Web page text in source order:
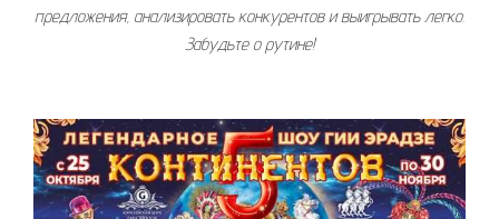
предложения, анализировать конкурентов и выигрывать легко.
Забудьте о рутине!